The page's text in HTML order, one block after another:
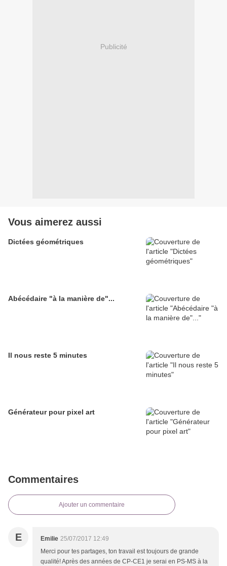
Publicité
Vous aimerez aussi
Dictées géométriques
Abécédaire "à la manière de"...
Il nous reste 5 minutes
Générateur pour pixel art
Commentaires
Ajouter un commentaire
E Emilie 25/07/2017 12:49
Merci pour tes partages, ton travail est toujours de grande
qualité! Après des années de CP-CE1 je serai en PS-MS à la